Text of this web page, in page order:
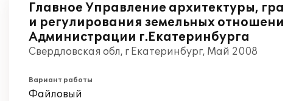
Главное Управление архитектуры,
и регулирования земельных
Администрации г.Екатеринбурга
Свердловская обл, г Екатеринбург, Май 2008
Вариант работы
Файловый